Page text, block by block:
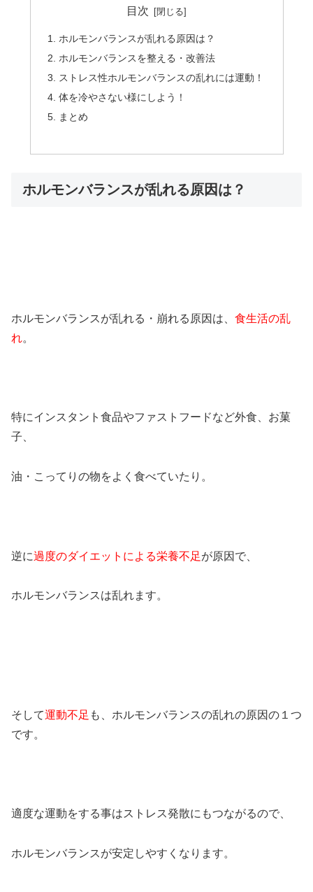
目次
ホルモンバランスが乱れる原因は？
ホルモンバランスを整える・改善法
ストレス性ホルモンバランスの乱れには運動！
体を冷やさない様にしよう！
まとめ
ホルモンバランスが乱れる原因は？
ホルモンバランスが乱れる・崩れる原因は、 食生活の乱
れ。
特にインスタント食品やファストフードなど外食、お菓
子、
油・こってりの物をよく食べていたり。
逆に過度のダイエットによる栄養不足が原因で、
ホルモンバランスは乱れます。
そして運動不足 も、ホルモンバランスの乱れの原因の１つ
です。
適度な運動をする事はストレス発散にもつながるので、
ホルモンバランスが安定しやすくなります。